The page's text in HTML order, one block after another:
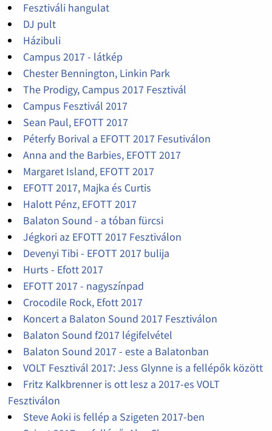
Fesztiváli hangulat
DJ pult
Házibuli
Campus 2017 - látkép
Chester Bennington, Linkin Park
The Prodigy, Campus 2017 Fesztivál
Campus Fesztivál 2017
Sean Paul, EFOTT 2017
Péterfy Borival a EFOTT 2017 Fesutiválon
Anna and the Barbies, EFOTT 2017
Margaret Island, EFOTT 2017
EFOTT 2017, Majka és Curtis
Halott Pénz, EFOTT 2017
Balaton Sound - a tóban fürcsi
Jégkori az EFOTT 2017 Fesztiválon
Devenyi Tibi - EFOTT 2017 bulija
Hurts - Efott 2017
EFOTT 2017 - nagyszínpad
Crocodile Rock, Efott 2017
Koncert a Balaton Sound 2017 Fesztiválon
Balaton Sound f2017 légifelvétel
Balaton Sound 2017 - este a Balatonban
VOLT Fesztivál 2017: Jess Glynne is a fellépők között
Fritz Kalkbrenner is ott lesz a 2017-es VOLT
Fesztiválon
Steve Aoki is fellép a Szigeten 2017-ben